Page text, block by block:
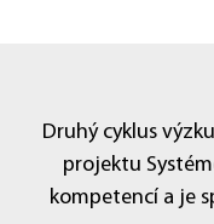
Druhý cyklus
projektu
kompetencí a je